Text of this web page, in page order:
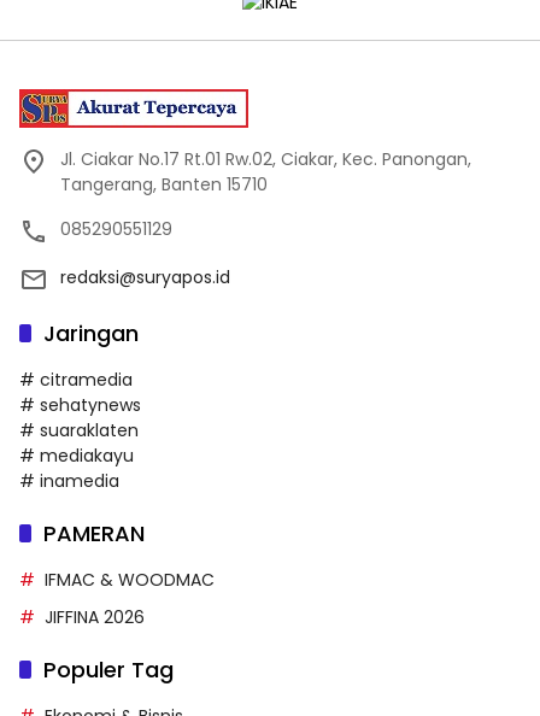
Jl. Ciakar No.17 Rt.01 Rw.02, Ciakar, Kec. Panongan,
Tangerang, Banten 15710
085290551129
redaksi@suryapos.id
Jaringan
# citramedia
# sehatynews
# suaraklaten
# mediakayu
# inamedia
PAMERAN
IFMAC & WOODMAC
JIFFINA 2026
Populer Tag